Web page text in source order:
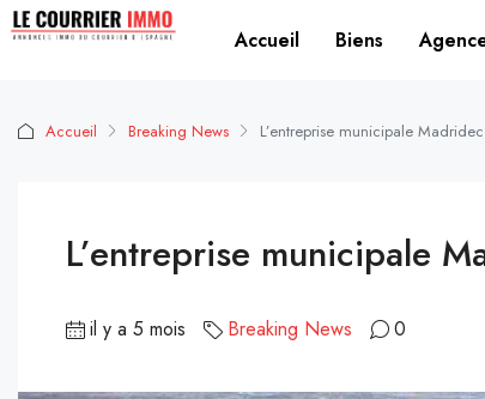
Accueil Biens
Accueil Breaking News L’entreprise municipale
L’entreprise municipale
il y a 5 mois Breaking News 0